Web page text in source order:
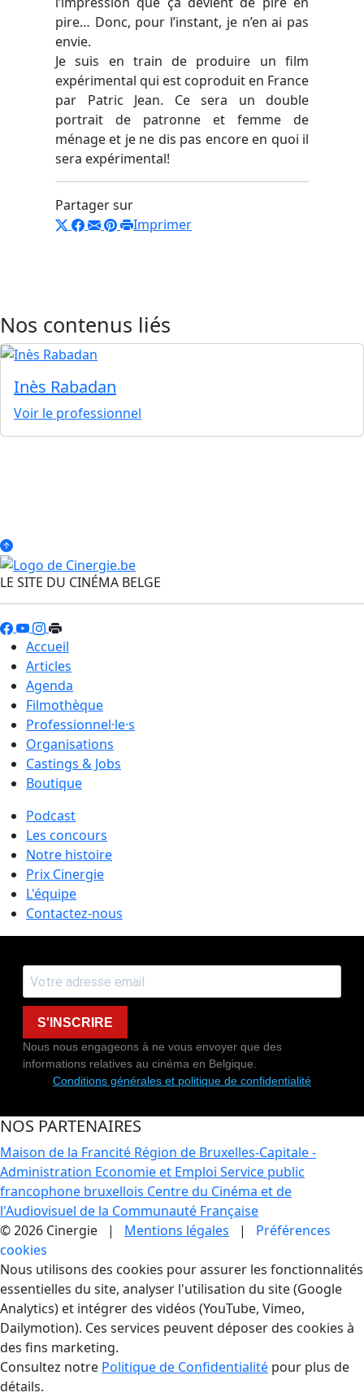
pire… Donc, pour l’instant, je n’en ai pas
envie.
Je suis en train de produire un film
expérimental qui est coproduit en France
par Patric Jean. Ce sera un double
portrait de patronne et femme de
ménage et je ne dis pas encore en quoi il
sera expérimental!
Partager sur
Imprimer
Nos contenus liés
Inès Rabadan
Voir le professionnel
LE SITE DU CINÉMA BELGE
Accueil
Articles
Agenda
Filmothèque
Professionnel·le·s
Organisations
Castings & Jobs
Boutique
Podcast
Les concours
Notre histoire
Prix Cinergie
L'équipe
Contactez-nous
S'INSCRIRE
Nous nous engageons à ne vous envoyer que des
informations relatives au cinéma en Belgique.
Conditions générales et politique de confidentialité
NOS PARTENAIRES
Maison de la Francité Région de Bruxelles-Capitale -
Administration Economie et Emploi Service public
francophone bruxellois Centre du Cinéma et de
l'Audiovisuel de la Communauté Française
© 2026 Cinergie | Mentions légales | Préférences
cookies
Gestion des Cookies
Nous utilisons des cookies pour assurer les fonctionnalités
essentielles du site, analyser l'utilisation du site (Google
Analytics) et intégrer des vidéos (YouTube, Vimeo,
Dailymotion). Ces services peuvent déposer des cookies à
des fins marketing.
Consultez notre Politique de Confidentialité pour plus de
détails.